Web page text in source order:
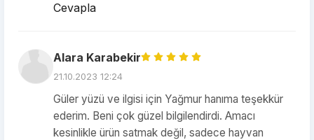
Cevapla
Alara Karabekir
21.10.2023 12:24
Güler yüzü ve ilgisi için Yağmur hanıma teşekkür
ederim. Beni çok güzel bilgilendirdi. Amacı
kesinlikle ürün satmak değil, sadece hayvan